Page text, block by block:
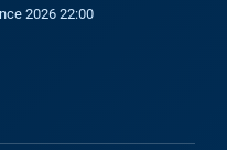
2026 22:00